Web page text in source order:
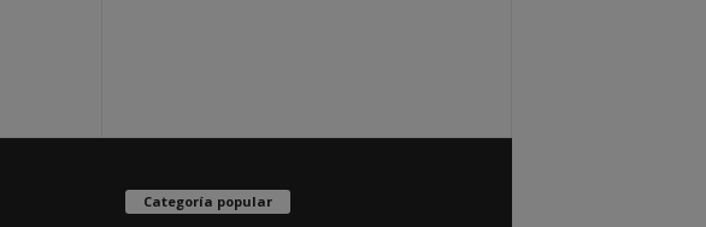
Categoría popular